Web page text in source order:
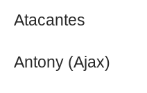
Atacantes
Antony (Ajax)